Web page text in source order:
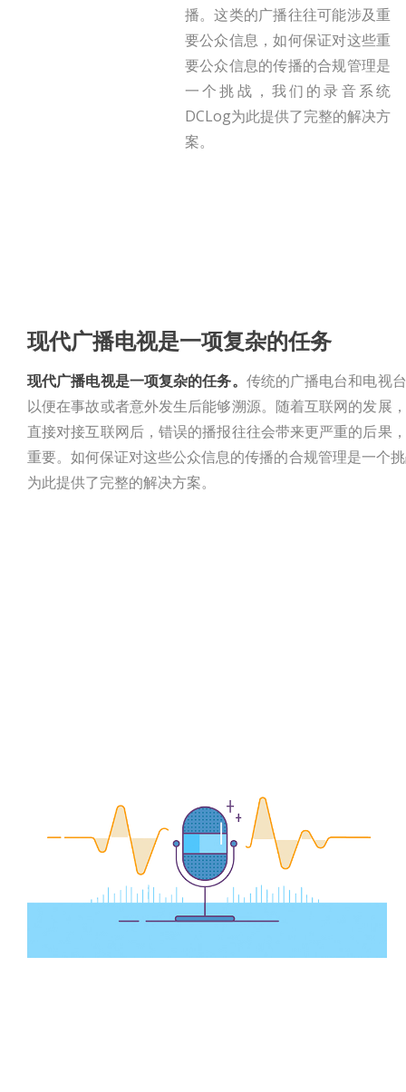
播。这类的广播往往可能涉及重
要公众信息，如何保证对这些重
要公众信息的传播的合规管理是
一个挑战，我们的录音系统
DCLog为此提供了完整的解决方
案。
现代广播电视是一项复杂的任务
现代广播电视是一项复杂的任务。 传统的广播电台和电视
以便在事故或者意外发生后能够溯源。随着互联网的发展
直接对接互联网后，错误的播报往往会带来更严重的后果
重要。如何保证对这些公众信息的传播的合规管理是一个
为此提供了完整的解决方案。